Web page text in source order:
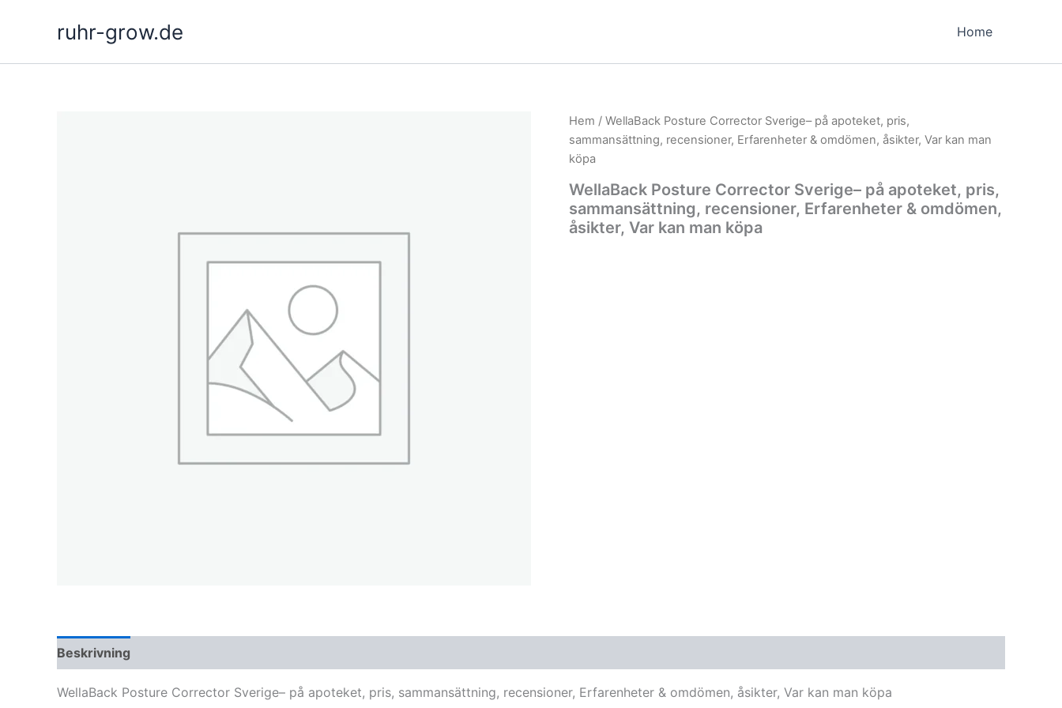
ruhr-grow.de Home
Hem / WellaBack Posture Corrector Sverige– på apoteket, pris,
sammansättning, recensioner, Erfarenheter & omdömen, åsikter, Var kan man
köpa
WellaBack Posture Corrector Sverige– på apoteket, pris,
sammansättning, recensioner, Erfarenheter & omdömen,
åsikter, Var kan man köpa
Beskrivning
WellaBack Posture Corrector Sverige– på apoteket, pris, sammansättning, recensioner, Erfarenheter & omdömen, åsikter, Var kan man köpa